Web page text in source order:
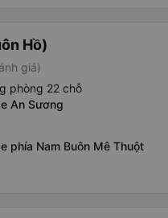
Hồ)
giá)
phòng 22 chỗ
An Sương
phía Nam Buôn Mê Thuột